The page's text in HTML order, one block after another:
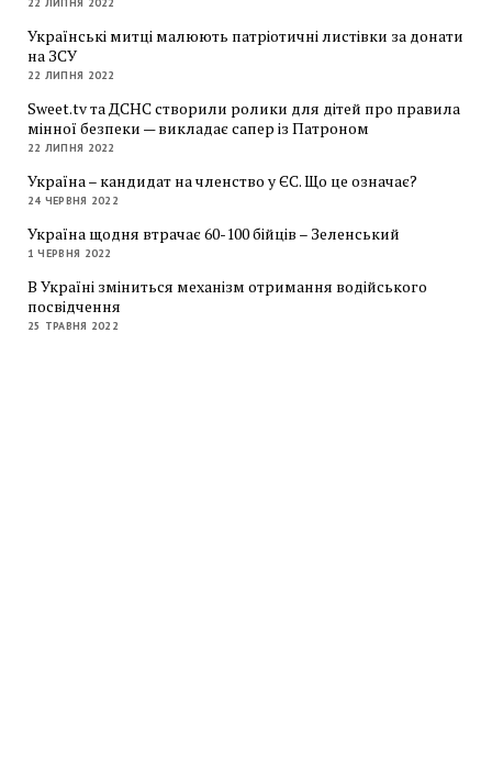
Українські митці малюють патріотичні листівки за донати
на ЗСУ
22 ЛИПНЯ 2022
Sweet.tv та ДСНС створили ролики для дітей про правила
мінної безпеки — викладає сапер із Патроном
22 ЛИПНЯ 2022
Україна – кандидат на членство у ЄС. Що це означає?
24 ЧЕРВНЯ 2022
Україна щодня втрачає 60-100 бійців – Зеленський
1 ЧЕРВНЯ 2022
В Україні зміниться механізм отримання водійського
посвідчення
25 ТРАВНЯ 2022